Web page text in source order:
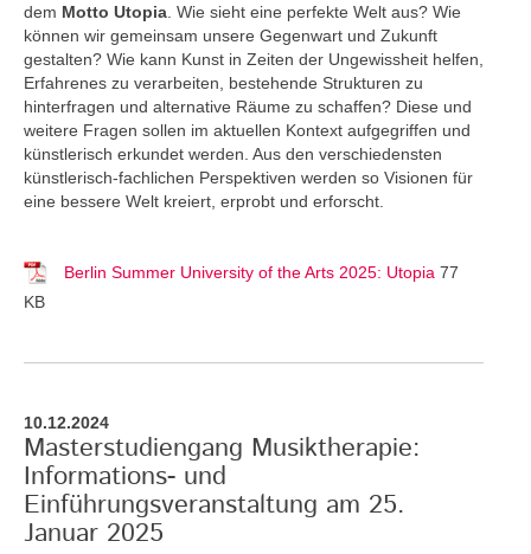
dem Motto Utopia . Wie sieht eine perfekte Welt aus? Wie
können wir gemeinsam unsere Gegenwart und Zukunft
gestalten? Wie kann Kunst in Zeiten der Ungewissheit helfen,
Erfahrenes zu verarbeiten, bestehende Strukturen zu
hinterfragen und alternative Räume zu schaffen? Diese und
weitere Fragen sollen im aktuellen Kontext aufgegriffen und
künstlerisch erkundet werden. Aus den verschiedensten
künstlerisch-fachlichen Perspektiven werden so Visionen für
eine bessere Welt kreiert, erprobt und erforscht.
Berlin Summer University of the Arts 2025: Utopia 77
KB
10.12.2024
Masterstudiengang Musiktherapie:
Informations- und
Einführungsveranstaltung am 25.
Januar 2025